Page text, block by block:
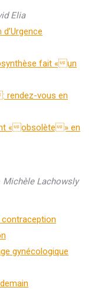
Elia
fait «un
rendez-vous en
«obsolète» en
Michèle Lachowsly
gynécologique